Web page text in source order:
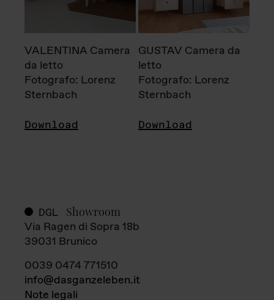
VALENTINA Camera
da letto
Fotografo: Lorenz
Sternbach
Download
GUSTAV Camera da
letto
Fotografo: Lorenz
Sternbach
Download
DGL Showroom
Via Ragen di Sopra 18b
39031 Brunico
0039 0474 771510
info@dasganzeleben.it
Note legali